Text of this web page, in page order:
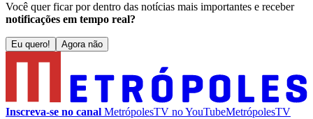
Você quer ficar por dentro das notícias mais importantes e receber
notificações em tempo real?
Eu quero! Agora não
Inscreva-se no canal MetrópolesTV noYouTubeMetrópolesTV